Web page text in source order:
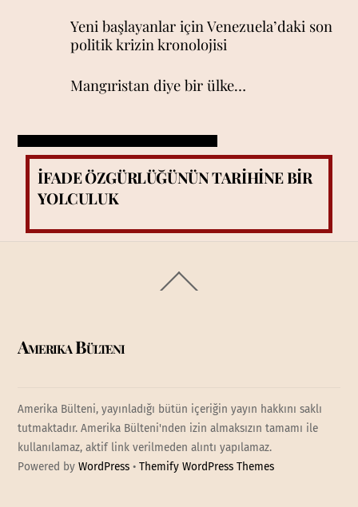
Yeni başlayanlar için Venezuela’daki son
politik krizin kronolojisi
Mangıristan diye bir ülke…
İFADE ÖZGÜRLÜĞÜNÜN TARİHİNE BİR
YOLCULUK
To
Amerika Bülteni
Amerika Bülteni, yayınladığı bütün içeriğin yayın hakkını saklı
tutmaktadır. Amerika Bülteni'nden izin almaksızın tamamı ile
kullanılamaz, aktif link verilmeden alıntı yapılamaz.
Powered byWordPress •Themify WordPress Themes